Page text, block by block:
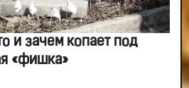
и зачем копает под
«фишка»